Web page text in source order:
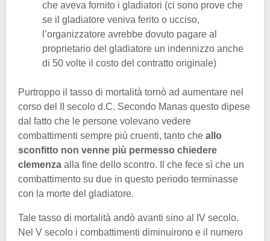
che aveva fornito i gladiatori (ci sono prove che
se il gladiatore veniva ferito o ucciso,
l’organizzatore avrebbe dovuto pagare al
proprietario del gladiatore un indennizzo anche
di 50 volte il costo del contratto originale)
Purtroppo il tasso di mortalità tornò ad aumentare nel
corso del II secolo d.C. Secondo Manas questo dipese
dal fatto che le persone volevano vedere
combattimenti sempre più cruenti, tanto che allo
sconfitto non venne più permesso chiedere
clemenza alla fine dello scontro. Il che fece sì che un
combattimento su due in questo periodo terminasse
con la morte del gladiatore.
Tale tasso di mortalità andò avanti sino al IV secolo.
Nel V secolo i combattimenti diminuirono e il numero